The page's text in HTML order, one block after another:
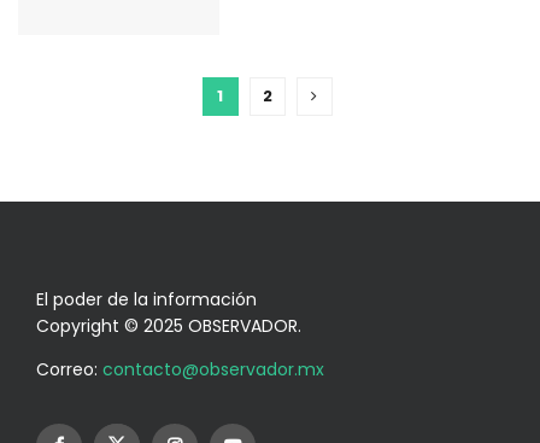
1 2
El poder de la información
Copyright © 2025 OBSERVADOR.
Correo: contacto@observador.mx